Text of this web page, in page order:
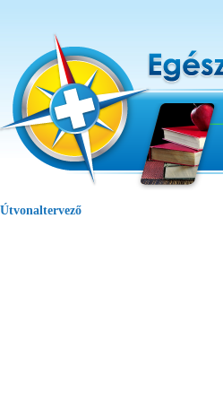
Útvonaltervező